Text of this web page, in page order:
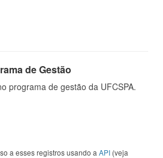
de Gestão
programa de gestão da UFCSPA.
a esses registros usando a API (veja